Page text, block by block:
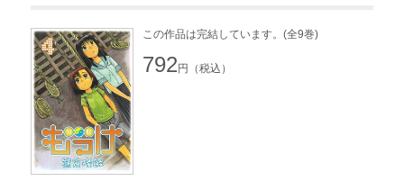
この作品は完結しています。(全9巻)
792 円（税込）